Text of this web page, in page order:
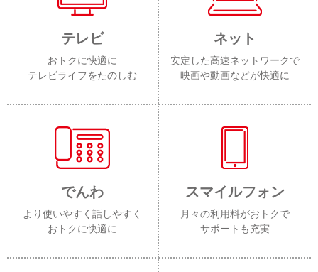
テレビ
おトクに快適に
テレビライフをたのしむ
ネット
安定した高速ネットワークで
映画や動画などが快適に
でんわ
より使いやすく話しやすく
おトクに快適に
スマイルフォン
月々の利用料がおトクで
サポートも充実